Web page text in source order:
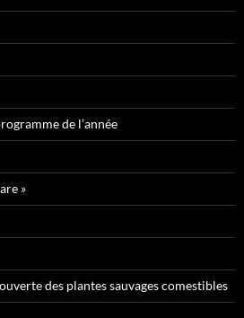
de l’année
»
des plantes sauvages comestibles